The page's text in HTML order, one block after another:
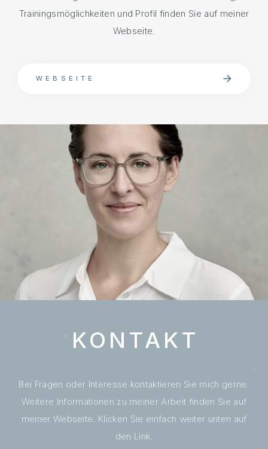
Trainingsmöglichkeiten und Profil finden Sie auf meiner
Webseite.
WEBSEITE
KONTAKT
Bei Fragen oder Interesse kontaktieren Sie mich gerne.
Weitere Informationen zu meiner Arbeit finden Sie auf
meiner Webseite. Klicken Sie einfach weiter unten auf
den Link.